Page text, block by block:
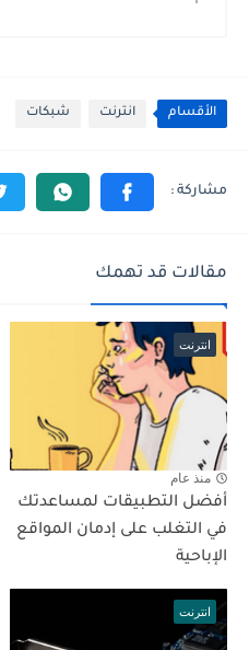
الأقسام انترنت شبكات
مقالات قد تهمك
انترنت
منذ عام
أفضل التطبيقات لمساعدتك
في التغلب على إدمان المواقع
الإباحية
انترنت